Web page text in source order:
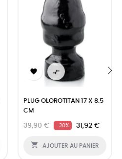
 
PLUG OLOROTITAN 17 X 8.5
CM
39,90 € -20% 31,92 €
 AJOUTER AU PANIER